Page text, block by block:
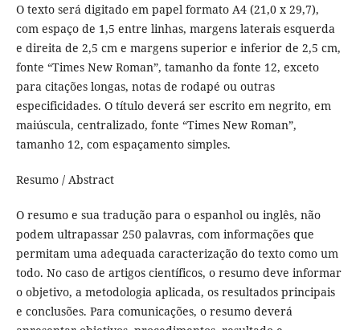
O texto será digitado em papel formato A4 (21,0 x 29,7),
com espaço de 1,5 entre linhas, margens laterais esquerda
e direita de 2,5 cm e margens superior e inferior de 2,5 cm,
fonte “Times New Roman”, tamanho da fonte 12, exceto
para citações longas, notas de rodapé ou outras
especificidades. O título deverá ser escrito em negrito, em
maiúscula, centralizado, fonte “Times New Roman”,
tamanho 12, com espaçamento simples.
Resumo / Abstract
O resumo e sua tradução para o espanhol ou inglês, não
podem ultrapassar 250 palavras, com informações que
permitam uma adequada caracterização do texto como um
todo. No caso de artigos científicos, o resumo deve informar
o objetivo, a metodologia aplicada, os resultados principais
e conclusões. Para comunicações, o resumo deverá